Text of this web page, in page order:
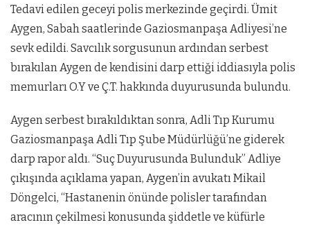
Tedavi edilen geceyi polis merkezinde geçirdi. Ümit
Aygen, Sabah saatlerinde Gaziosmanpaşa Adliyesi’ne
sevk edildi. Savcılık sorgusunun ardından serbest
bırakılan Aygen de kendisini darp ettiği iddiasıyla polis
memurları O.Y ve Ç.T. hakkında duyurusunda bulundu.
Aygen serbest bırakıldıktan sonra, Adli Tıp Kurumu
Gaziosmanpaşa Adli Tıp Şube Müdürlüğü’ne giderek
darp rapor aldı. “Suç Duyurusunda Bulunduk” Adliye
çıkışında açıklama yapan, Aygen’in avukatı Mikail
Döngelci, “Hastanenin önünde polisler tarafından
aracının çekilmesi konusunda şiddetle ve küfürle